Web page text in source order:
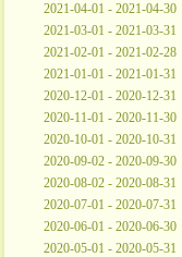
2021-04-01 - 2021-04-30
2021-03-01 - 2021-03-31
2021-02-01 - 2021-02-28
2021-01-01 - 2021-01-31
2020-12-01 - 2020-12-31
2020-11-01 - 2020-11-30
2020-10-01 - 2020-10-31
2020-09-02 - 2020-09-30
2020-08-02 - 2020-08-31
2020-07-01 - 2020-07-31
2020-06-01 - 2020-06-30
2020-05-01 - 2020-05-31